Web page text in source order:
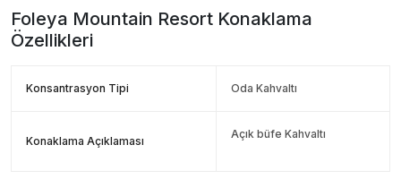
Foleya Mountain Resort Konaklama
Özellikleri
Konsantrasyon Tipi Oda Kahvaltı
Konaklama Açıklaması
Açık büfe Kahvaltı